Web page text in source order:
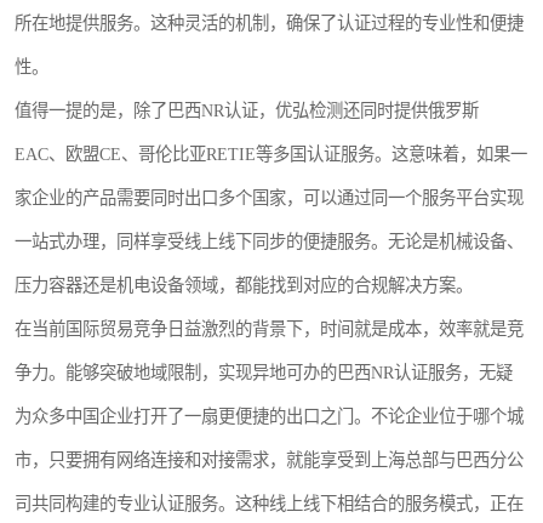
所在地提供服务。这种灵活的机制，确保了认证过程的专业性和便捷
性。
值得一提的是，除了巴西NR认证，优弘检测还同时提供俄罗斯
EAC、欧盟CE、哥伦比亚RETIE等多国认证服务。这意味着，如果一
家企业的产品需要同时出口多个国家，可以通过同一个服务平台实现
一站式办理，同样享受线上线下同步的便捷服务。无论是机械设备、
压力容器还是机电设备领域，都能找到对应的合规解决方案。
在当前国际贸易竞争日益激烈的背景下，时间就是成本，效率就是竞
争力。能够突破地域限制，实现异地可办的巴西NR认证服务，无疑
为众多中国企业打开了一扇更便捷的出口之门。不论企业位于哪个城
市，只要拥有网络连接和对接需求，就能享受到上海总部与巴西分公
司共同构建的专业认证服务。这种线上线下相结合的服务模式，正在